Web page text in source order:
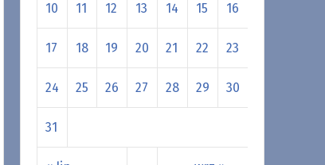
10 11 12 13 14 15 16
17 18 19 20 21 22 23
24 25 26 27 28 29 30
31